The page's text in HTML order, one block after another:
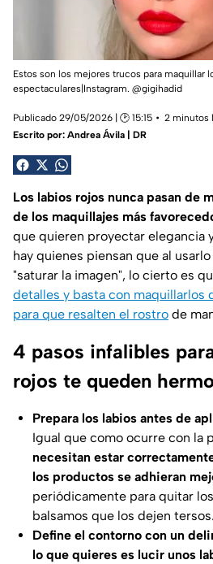
Estos son los mejores trucos para maquillar
espectaculares|Instagram. @gigihadid
Publicado 29/05/2026 | 🕑 15:15
2 minutos
Escrito por: Andrea Ávila | DR
Los labios rojos nunca pasan de
de los maquillajes más
que quieren proyectar elegancia
hay quienes piensan que al
"saturar la imagen", lo cierto es
detalles y basta con maquillarlos
para que resalten el rostro de
4 pasos infalibles
rojos te queden
Prepara los labios antes de
Igual que como ocurre con la
necesitan estar
los productos se adhieran
periódicamente para quitar
balsamos que los dejen tersos.
Define el contorno con un
lo que quieres es lucir unos